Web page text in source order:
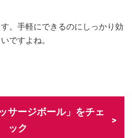
。手軽にできるのにしっかり効
ですよね。
サージボール」をチェ
ック